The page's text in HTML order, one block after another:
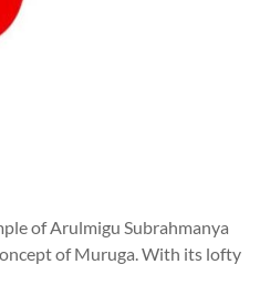
of Arulmigu Subrahmanya
of Muruga. With its lofty